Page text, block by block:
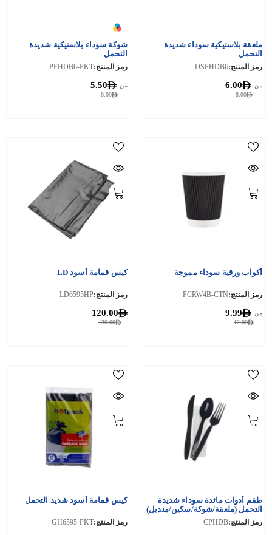
ملعقة بلاستيكية سوداء شديدة
التحمل
رمز المنتج:DSPHDB6
8.00
من 6.00
شوكة سوداء بلاستيكية شديدة
التحمل
رمز المنتج:PFHDB6-PKT
8.00
من 5.50
أكواب ورقية سوداء مموجة
رمز المنتج:PCRW4B-CTN
12.00
من 9.99
كيس قمامة أسود LD
رمز المنتج:LD6595HP
130.00
120.00
طقم أدوات مائدة سوداء شديدة
التحمل (ملعقة/شوكة/سكين/منديل)
250 قطعة
رمز المنتج:CPHDB
كيس قمامة أسود شديد التحمل
رمز المنتج:GH6595-PKT